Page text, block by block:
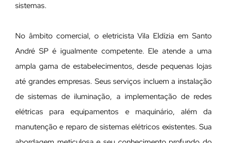
sistemas.
No âmbito comercial, o eletricista Vila Eldízia em Santo
André SP é igualmente competente. Ele atende a uma
ampla gama de estabelecimentos, desde pequenas lojas
até grandes empresas. Seus serviços incluem a instalação
de sistemas de iluminação, a implementação de redes
elétricas para equipamentos e maquinário, além da
manutenção e reparo de sistemas elétricos existentes. Sua